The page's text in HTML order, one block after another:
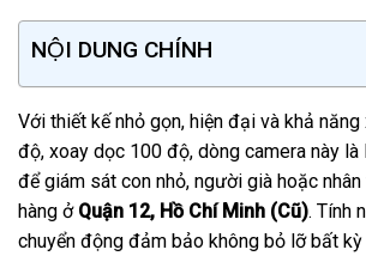
NỘI DUNG CHÍNH
Với thiết kế nhỏ gọn, hiện đại và khả
độ, xoay dọc 100 độ, dòng camera này là
để giám sát con nhỏ, người già hoặc
hàng ở Quận 12, Hồ Chí Minh (Cũ). Tính
chuyển động đảm bảo không bỏ lỡ bất kỳ